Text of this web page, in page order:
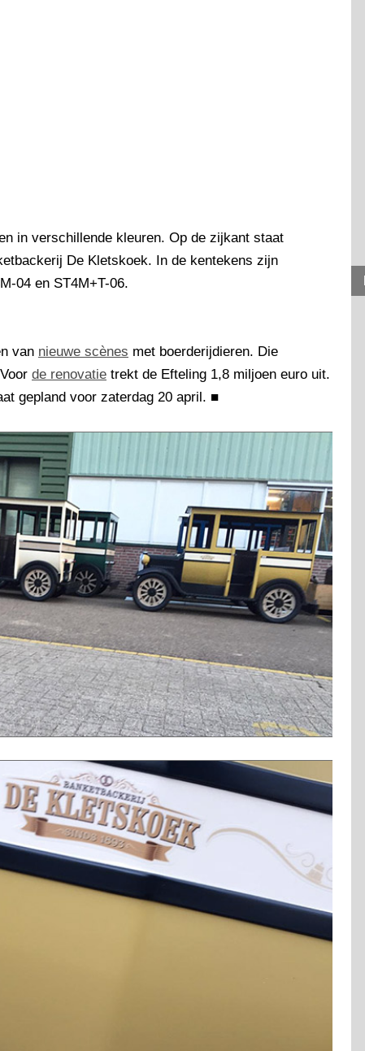
in verschillende kleuren. Op de zijkant staat
De Kletskoek. In de kentekens zijn
04 en ST4M+T-06.
van nieuwe scènes met boerderijdieren. Die
de renovatie trekt de Efteling 1,8 miljoen euro uit.
gepland voor zaterdag 20 april. ■